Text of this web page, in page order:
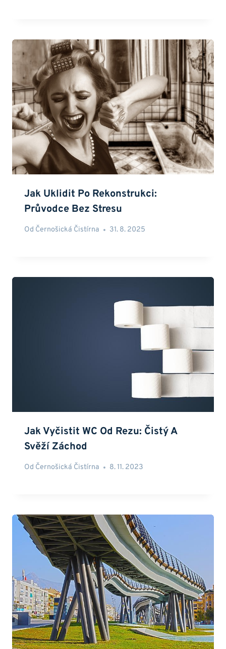
Jak Uklidit Po Rekonstrukci:
Průvodce Bez Stresu
Od Černošická Čistírna 31. 8. 2025
Jak Vyčistit WC Od Rezu: Čistý A
Svěží Záchod
Od Černošická Čistírna 8. 11. 2023